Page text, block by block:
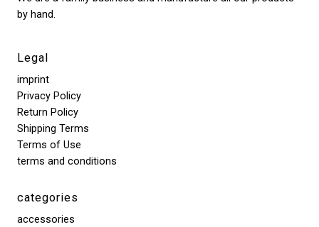
by hand.
Legal
imprint
Privacy Policy
Return Policy
Shipping Terms
Terms of Use
terms and conditions
categories
accessories